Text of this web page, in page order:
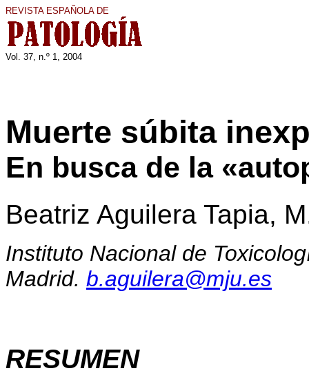
REVISTA ESPAÑOLA DE
Vol. 37, n.º 1, 2004
Muerte súbita
En busca de la
Beatriz Aguilera Tapia,
Instituto Nacional de
Madrid. b.aguilera@mju.es
RESUMEN